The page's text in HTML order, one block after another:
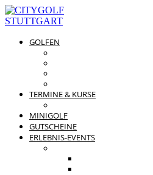
GOLFEN
TERMINE & KURSE
MINIGOLF
GUTSCHEINE
ERLEBNIS-EVENTS